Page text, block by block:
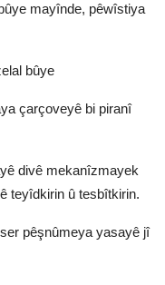
mayînde, pêwîstiya
bûye
çarçoveyê bi piranî
divê mekanîzmayek
teyîdkirin û tesbîtkirin.
pêşnûmeya yasayê jî